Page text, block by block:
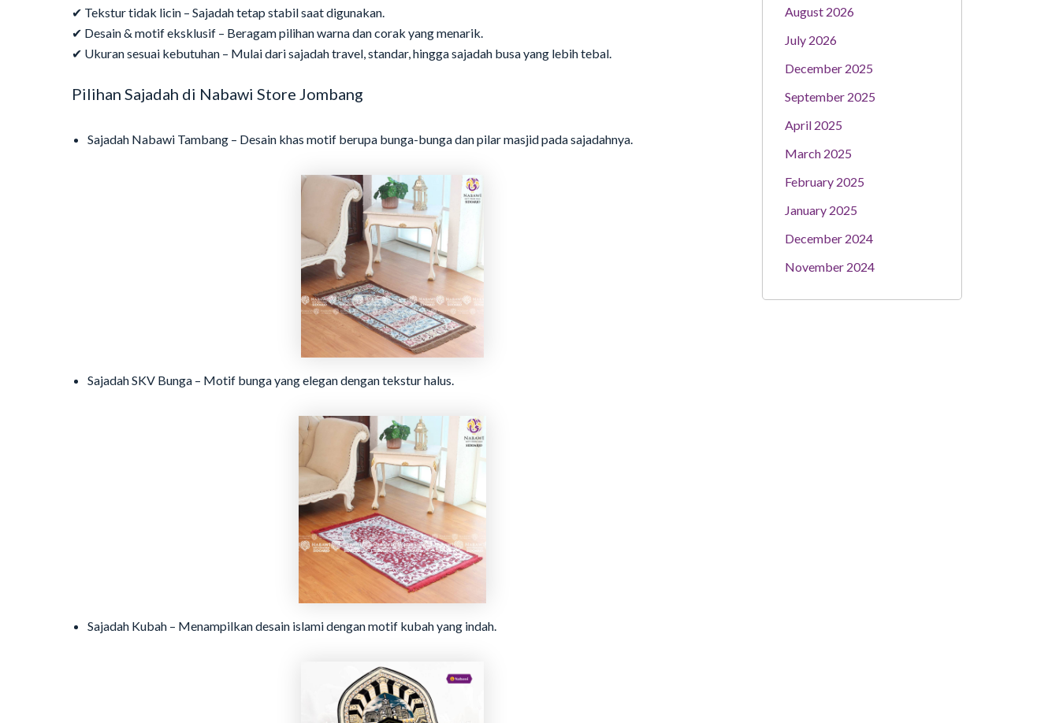
✔ Tekstur tidak licin – Sajadah tetap stabil saat digunakan.
✔ Desain & motif eksklusif – Beragam pilihan warna dan corak yang menarik.
✔ Ukuran sesuai kebutuhan – Mulai dari sajadah travel, standar, hingga sajadah busa yang lebih tebal.
Pilihan Sajadah di Nabawi Store Jombang
Sajadah Nabawi Tambang – Desain khas motif berupa bunga-bunga dan pilar masjid pada sajadahnya.
Sajadah SKV Bunga – Motif bunga yang elegan dengan tekstur halus.
Sajadah Kubah – Menampilkan desain islami dengan motif kubah yang indah.
August 2026
July 2026
December 2025
September 2025
April 2025
March 2025
February 2025
January 2025
December 2024
November 2024